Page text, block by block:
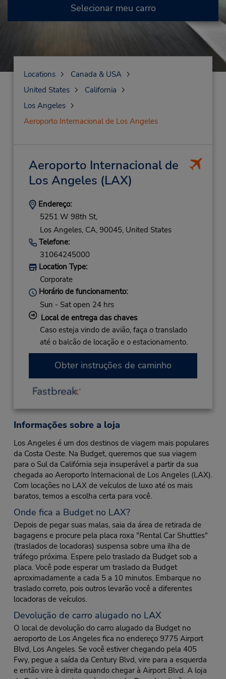
Selecionar meu carro
Locations
Canada & USA
United States
California
Los Angeles
Aeroporto Internacional de Los Angeles
Aeroporto Internacional de
Los Angeles (LAX)
Endereço:
5251 W 98th St,
Los Angeles, CA, 90045, United States
Telefone:
31064245000
Location Type:
Corporate
Horário de funcionamento:
Sun - Sat open 24 hrs
Local de entrega das chaves
Caso esteja vindo de avião, faça o translado
até o balcão de locação e o estacionamento.
Obter instruções de caminho
Informações sobre a loja
Los Angeles é um dos destinos de viagem mais populares
da Costa Oeste. Na Budget, queremos que sua viagem
para o Sul da Califórnia seja insuperável a partir da sua
chegada ao Aeroporto Internacional de Los Angeles (LAX).
Com locações no LAX de veículos de luxo até os mais
baratos, temos a escolha certa para você.
Onde fica a Budget no LAX?
Depois de pegar suas malas, saia da área de retirada de
bagagens e procure pela placa roxa "Rental Car Shuttles"
(traslados de locadoras) suspensa sobre uma ilha de
tráfego próxima. Espere pelo traslado da Budget sob a
placa. Você pode esperar um traslado da Budget
aproximadamente a cada 5 a 10 minutos. Embarque no
traslado correto, pois outros levarão você a diferentes
locadoras de veículos.
Devolução de carro alugado no LAX
O local de devolução do carro alugado da Budget no
aeroporto de Los Angeles fica no endereço 9775 Airport
Blvd, Los Angeles. Se você estiver chegando pela 405
Fwy, pegue a saída da Century Blvd, vire para a esquerda
e então vire à direita quando chegar à Airport Blvd. A loja